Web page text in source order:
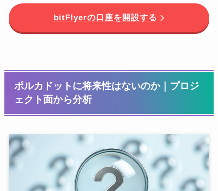
bitFlyerの口座を開設する
ポルカドットに将来性はないのか｜プロジ
ェクト面から分析